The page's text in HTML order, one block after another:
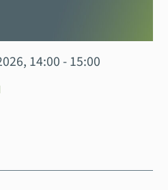
14:00 -15:00